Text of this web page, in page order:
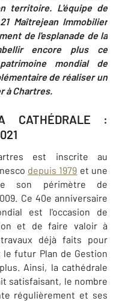
territoire. L'équipe de
Maîtrejean Immobilier
de l'esplanade de la
encore plus ce
mondial de
de réaliser un
à Chartres.
CATHÉDRALE :
est inscrite au
depuis 1979 et une
son périmètre de
Ce 40e anniversaire
est l'occasion de
et de faire valoir à
déjà faits pour
futur Plan de Gestion
Ainsi, la cathédrale
satisfaisant, le nombre
régulièrement et ses